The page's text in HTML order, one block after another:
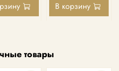
В корзину
товары